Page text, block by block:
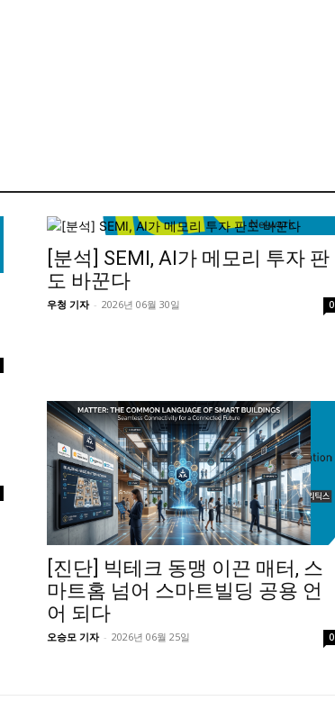
[분석] SEMI, AI가 메모리 투자 판
도 바꾼다
우청 기자 - 2026년 06월 30일 0
[진단] 빅테크 동맹 이끈 매터, 스
마트홈 넘어 스마트빌딩 공용 언
어 되다
오승모 기자 - 2026년 06월 25일 0